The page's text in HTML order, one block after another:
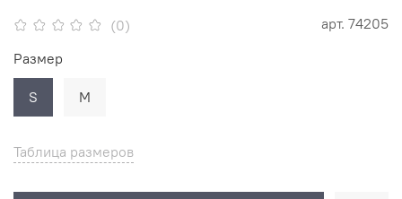
(0) арт. 74205
Таблица размеров
Размер
S M